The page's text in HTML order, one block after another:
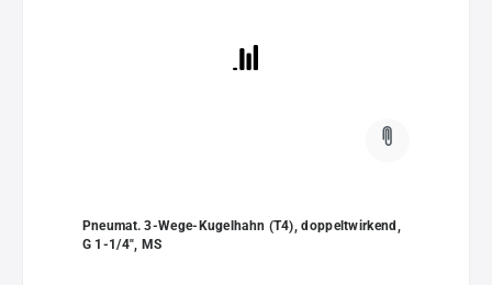
Pneumat. 3-Wege-Kugelhahn (T4), doppeltwirkend,
G 1-1/4", MS